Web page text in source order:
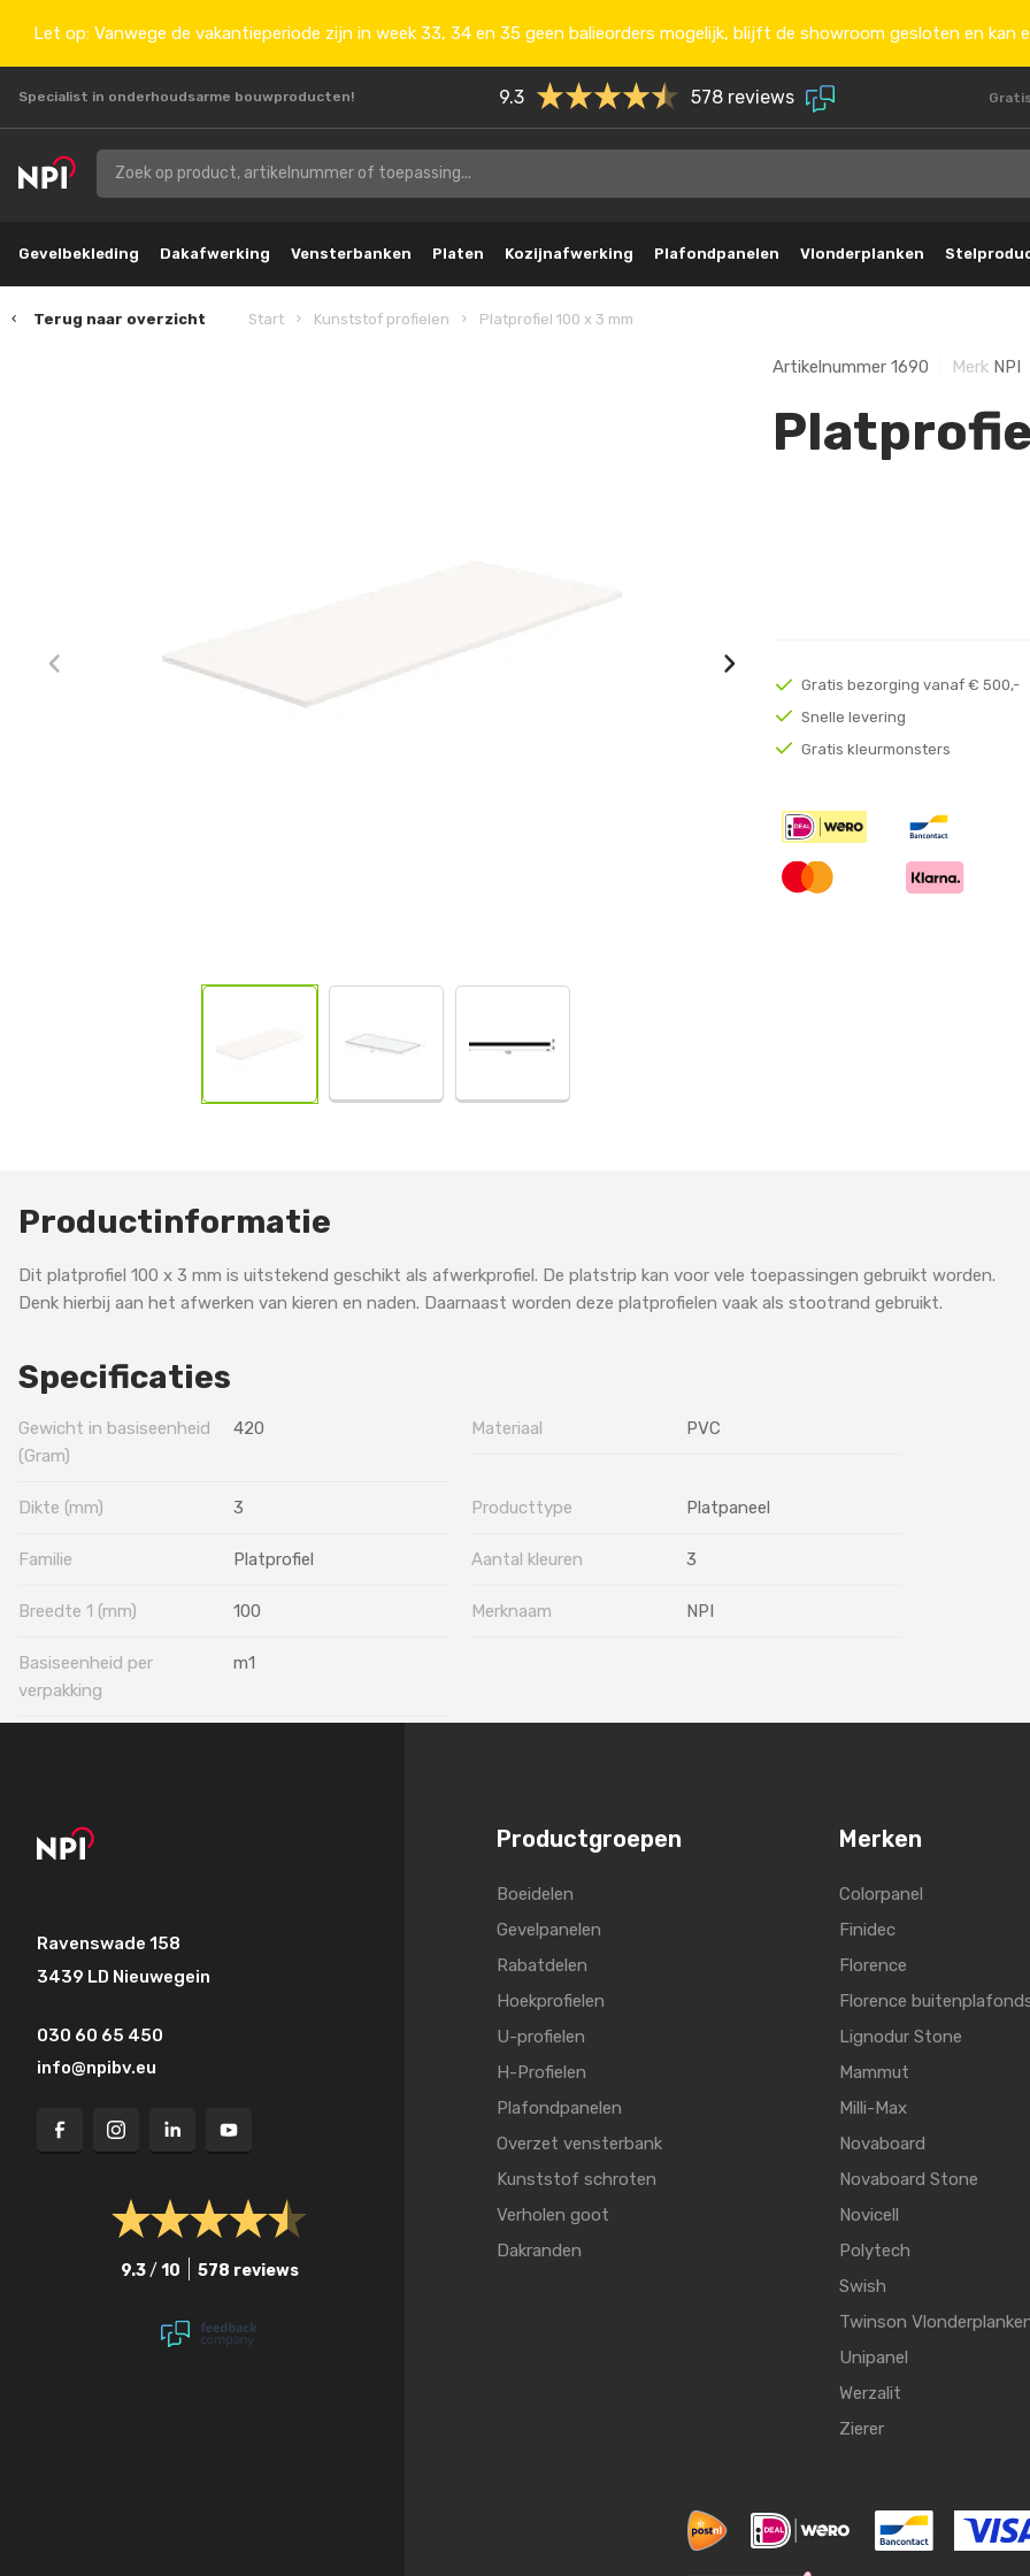
Let op: Vanwege de vakantieperiode zijn in week 33, 34 en 35 geen balieorders mogelijk, blijft de showroom gesloten en
Specialist in onderhoudsarme bouwproducten! 9.3 578 reviews
Gevelbekleding Dakafwerking Vensterbanken Platen Kozijnafwerking Plafondpanelen Vlonderplanken
Terug naar overzicht Start Kunststof profielen Platprofiel 100 x 3 mm
Artikelnummer 1690 Merk NPI
Gratis bezorging vanaf € 500,-
Snelle levering
Gratis kleurmonsters
Productinformatie
Dit platprofiel 100 x 3 mm is uitstekend geschikt als afwerkprofiel. De platstrip kan voor vele toepassingen gebruikt worden.
Denk hierbij aan het afwerken van kieren en naden. Daarnaast worden deze platprofielen vaak als stootrand gebruikt.
Specificaties
Gewicht in basiseenheid
(Gram)
420 Materiaal PVC
Dikte (mm) 3 Producttype Platpaneel
Familie Platprofiel Aantal kleuren 3
Breedte 1 (mm) 100 Merknaam NPI
Basiseenheid per
verpakking
m1
Ravenswade 158
3439 LD Nieuwegein
030 60 65 450
info@npibv.eu
9.3 / 10 578 reviews
Productgroepen
Boeidelen
Gevelpanelen
Rabatdelen
Hoekprofielen
U-profielen
H-Profielen
Plafondpanelen
Overzet vensterbank
Kunststof schroten
Verholen goot
Dakranden
Merken
Colorpanel
Finidec
Florence
Florence
Lignodur Stone
Mammut
Milli-Max
Novaboard
Novaboard Stone
Novicell
Polytech
Swish
Twinson
Unipanel
Werzalit
Zierer